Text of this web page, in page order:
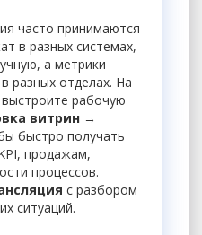
часто принимаются
в разных системах,
а метрики
разных отделах. На
рабочую
витрин →
быстро получать
продажам,
процессов.
с разбором
ситуаций.